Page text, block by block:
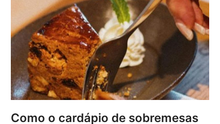
Como o cardápio de sobremesas